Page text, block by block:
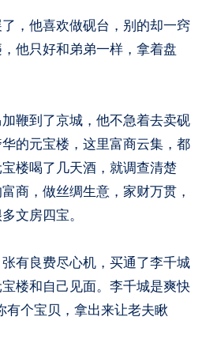
他喜欢做砚台，别的却一窍
他只好和弟弟一样，拿着盘
到了京城，他不急着去卖砚
的元宝楼，这里富商云集，都
楼喝了几天酒，就调查清楚
商，做丝绸生意，家财万贯，
文房四宝。
良费尽心机，买通了李千城
楼和自己见面。李千城是爽快
有个宝贝，拿出来让老夫瞅